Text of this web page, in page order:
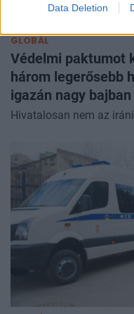
Data Deletion
GLOBÁL
Védelmi paktumot
három legerősebb
igazán nagy bajban
Hivatalosan nem az